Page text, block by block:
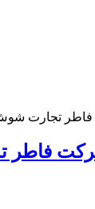
فاطر